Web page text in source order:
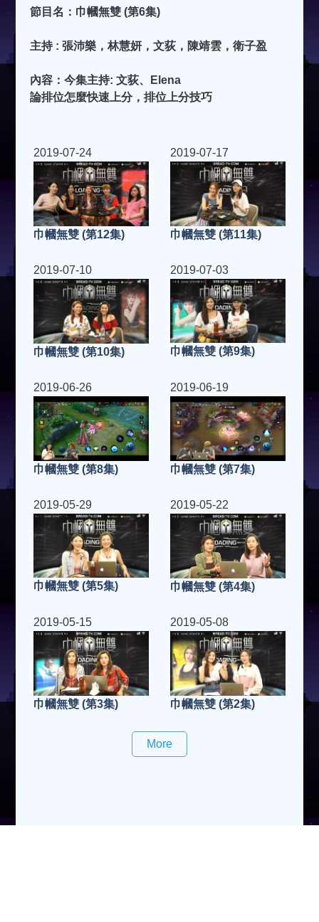
節目名：巾幗無雙 (第6集)
主持 : 張沛樂，林慧妍，文荻，陳靖雲，衛子盈
內容：今集主持: 文荻、Elena
論排位怎麼快速上分，排位上分技巧
2019-07-24
巾幗無雙 (第12集)
2019-07-17
巾幗無雙 (第11集)
2019-07-10
巾幗無雙 (第10集)
2019-07-03
巾幗無雙 (第9集)
2019-06-26
巾幗無雙 (第8集)
2019-06-19
巾幗無雙 (第7集)
2019-05-29
巾幗無雙 (第5集)
2019-05-22
巾幗無雙 (第4集)
2019-05-15
巾幗無雙 (第3集)
2019-05-08
巾幗無雙 (第2集)
More